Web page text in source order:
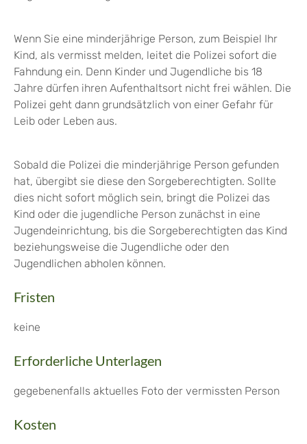
Wenn Sie eine minderjährige Person, zum Beispiel Ihr
Kind, als vermisst melden, leitet die Polizei sofort die
Fahndung ein. Denn Kinder und Jugendliche bis 18
Jahre dürfen ihren Aufenthaltsort nicht frei wählen. Die
Polizei geht dann grundsätzlich von einer Gefahr für
Leib oder Leben aus.
Sobald die Polizei die minderjährige Person gefunden
hat, übergibt sie diese den Sorgeberechtigten. Sollte
dies nicht sofort möglich sein, bringt die Polizei das
Kind oder die jugendliche Person zunächst in eine
Jugendeinrichtung, bis die Sorgeberechtigten das Kind
beziehungsweise die Jugendliche oder den
Jugendlichen abholen können.
Fristen
keine
Erforderliche Unterlagen
gegebenenfalls aktuelles Foto der vermissten Person
Kosten